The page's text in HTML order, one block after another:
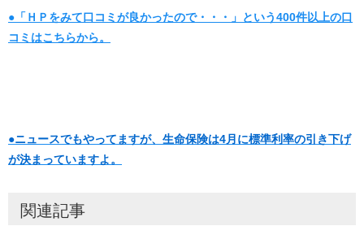
●「ＨＰをみて口コミが良かったので・・・」という400件以上の口
コミはこちらから。
●ニュースでもやってますが、生命保険は4月に標準利率の引き下げ
が決まっていますよ。
関連記事